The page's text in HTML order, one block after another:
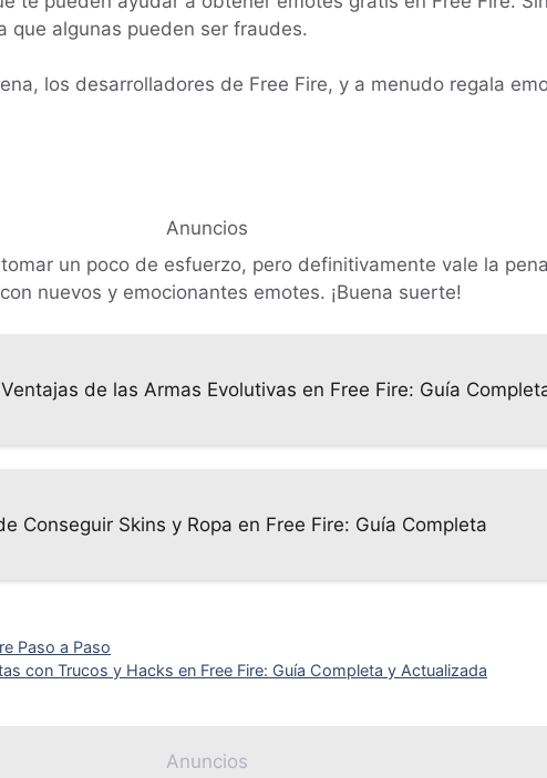
que algunas pueden ser fraudes.
los desarrolladores de Free Fire, y a menudo regala
Anuncios
un poco de esfuerzo, pero definitivamente vale la
nuevos y emocionantes emotes. ¡Buena suerte!
de las Armas Evolutivas en Free Fire: Guía
Conseguir Skins y Ropa en Free Fire: Guía Completa
Paso a Paso
con Trucos y Hacks en Free Fire: Guía Completa y Actualizada
Anuncios